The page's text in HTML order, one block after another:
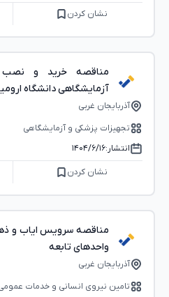
نشان کردن
مناقصه خرید و نصب
آزمایشگاهی دانشگاه
آذربایجان غربی
تجهیزات پزشکی و آزمایشگاهی
انتشار:۱۴۰۴/۶/۱۶
نشان کردن
مناقصه سرویس ایاب و
واحدهای تابعه
آذربایجان غربی
تامین نیروی انسانی و خدمات